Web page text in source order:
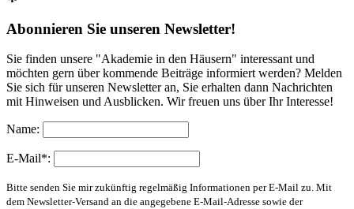
Abonnieren Sie unseren Newsletter!
Sie finden unsere "Akademie in den Häusern" interessant und
möchten gern über kommende Beiträge informiert werden? Melden
Sie sich für unseren Newsletter an, Sie erhalten dann Nachrichten
mit Hinweisen und Ausblicken. Wir freuen uns über Ihr Interesse!
Name:
E-Mail*:
Bitte senden Sie mir zukünftig regelmäßig Informationen per E-Mail zu. Mit
dem Newsletter-Versand an die angegebene E-Mail-Adresse sowie der